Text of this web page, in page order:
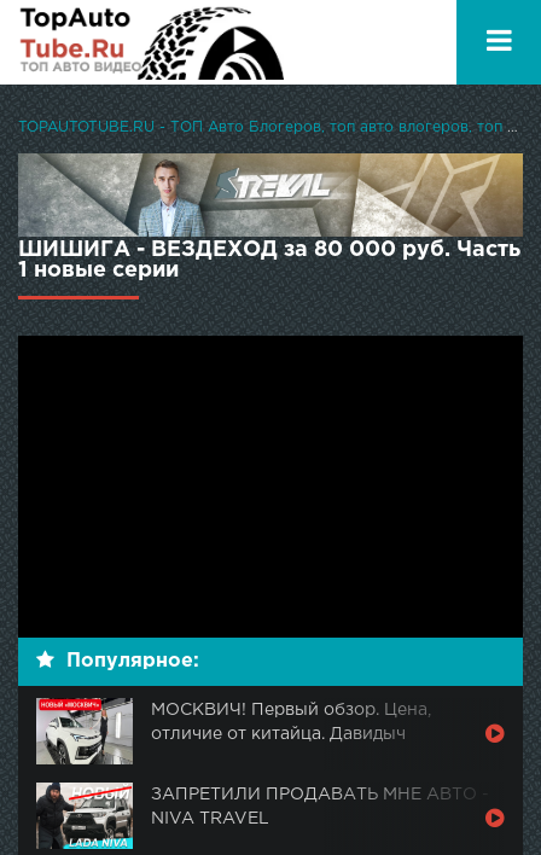
TOPAUTOTUBE.RU - ТОП Авто Блогеров, топ авто влогеров, топ авто ютуберов
ШИШИГА - ВЕЗДЕХОД за 80 000 руб. Часть
1 новые серии
Популярное:
МОСКВИЧ! Первый обзор. Цена,
отличие от китайца. Давидыч
ЗАПРЕТИЛИ ПРОДАВАТЬ МНЕ АВТО -
NIVA TRAVEL